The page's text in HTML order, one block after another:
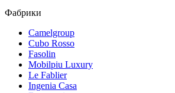
Фабрики
Camelgroup
Cubo Rosso
Fasolin
Mobilpiu Luxury
Le Fablier
Ingenia Casa